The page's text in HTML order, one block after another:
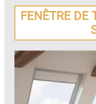
FENÊTRE DE